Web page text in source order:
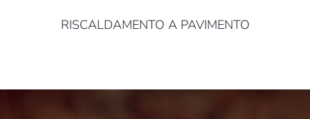
RISCALDAMENTO A PAVIMENTO